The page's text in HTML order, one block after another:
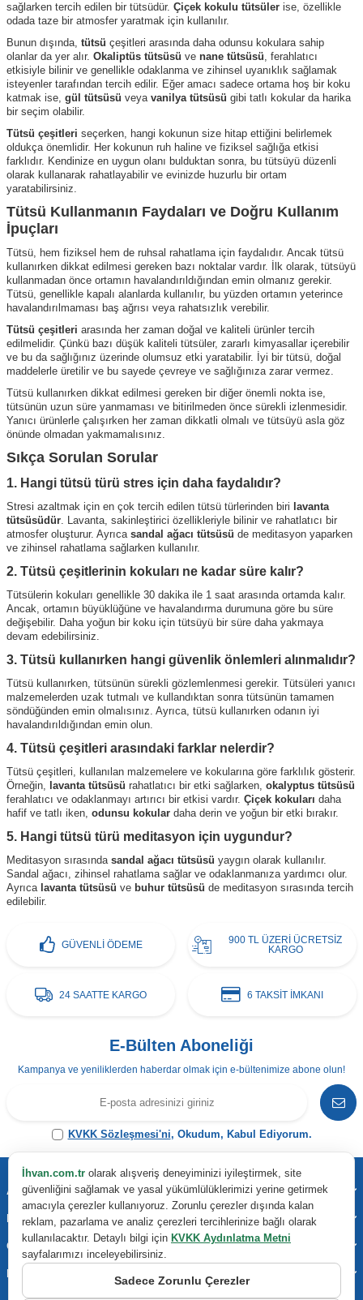
sağlarken tercih edilen bir tütsüdür. Çiçek kokulu tütsüler ise, özellikle
odada taze bir atmosfer yaratmak için kullanılır.
Bunun dışında, tütsü çeşitleri arasında daha odunsu kokulara sahip
olanlar da yer alır. Okaliptüs tütsüsü ve nane tütsüsü, ferahlatıcı
etkisiyle bilinir ve genellikle odaklanma ve zihinsel uyanıklık sağlamak
isteyenler tarafından tercih edilir. Eğer amacı sadece ortama hoş bir koku
katmak ise, gül tütsüsü veya vanilya tütsüsü gibi tatlı kokular da harika
bir seçim olabilir.
Tütsü çeşitleri seçerken, hangi kokunun size hitap ettiğini belirlemek
oldukça önemlidir. Her kokunun ruh haline ve fiziksel sağlığa etkisi
farklıdır. Kendinize en uygun olanı bulduktan sonra, bu tütsüyü düzenli
olarak kullanarak rahatlayabilir ve evinizde huzurlu bir ortam
yaratabilirsiniz.
Tütsü Kullanmanın Faydaları ve Doğru Kullanım
İpuçları
Tütsü, hem fiziksel hem de ruhsal rahatlama için faydalıdır. Ancak tütsü
kullanırken dikkat edilmesi gereken bazı noktalar vardır. İlk olarak, tütsüyü
kullanmadan önce ortamın havalandırıldığından emin olmanız gerekir.
Tütsü, genellikle kapalı alanlarda kullanılır, bu yüzden ortamın yeterince
havalandırılmaması baş ağrısı veya rahatsızlık verebilir.
Tütsü çeşitleri arasında her zaman doğal ve kaliteli ürünler tercih
edilmelidir. Çünkü bazı düşük kaliteli tütsüler, zararlı kimyasallar içerebilir
ve bu da sağlığınız üzerinde olumsuz etki yaratabilir. İyi bir tütsü, doğal
maddelerle üretilir ve bu sayede çevreye ve sağlığınıza zarar vermez.
Tütsü kullanırken dikkat edilmesi gereken bir diğer önemli nokta ise,
tütsünün uzun süre yanmaması ve bitirilmeden önce sürekli izlenmesidir.
Yanıcı ürünlerle çalışırken her zaman dikkatli olmalı ve tütsüyü asla göz
önünde olmadan yakmamalısınız.
Sıkça Sorulan Sorular
1. Hangi tütsü türü stres için daha faydalıdır?
Stresi azaltmak için en çok tercih edilen tütsü türlerinden biri lavanta
tütsüsüdür. Lavanta, sakinleştirici özellikleriyle bilinir ve rahatlatıcı bir
atmosfer oluşturur. Ayrıca sandal ağacı tütsüsü de meditasyon yaparken
ve zihinsel rahatlama sağlarken kullanılır.
2. Tütsü çeşitlerinin kokuları ne kadar süre kalır?
Tütsülerin kokuları genellikle 30 dakika ile 1 saat arasında ortamda kalır.
Ancak, ortamın büyüklüğüne ve havalandırma durumuna göre bu süre
değişebilir. Daha yoğun bir koku için tütsüyü bir süre daha yakmaya
devam edebilirsiniz.
3. Tütsü kullanırken hangi güvenlik önlemleri alınmalıdır?
Tütsü kullanırken, tütsünün sürekli gözlemlenmesi gerekir. Tütsüleri yanıcı
malzemelerden uzak tutmalı ve kullandıktan sonra tütsünün tamamen
söndüğünden emin olmalısınız. Ayrıca, tütsü kullanırken odanın iyi
havalandırıldığından emin olun.
4. Tütsü çeşitleri arasındaki farklar nelerdir?
Tütsü çeşitleri, kullanılan malzemelere ve kokularına göre farklılık gösterir.
Örneğin, lavanta tütsüsü rahatlatıcı bir etki sağlarken, okalyptus tütsüsü
ferahlatıcı ve odaklanmayı artırıcı bir etkisi vardır. Çiçek kokuları daha
hafif ve tatlı iken, odunsu kokular daha derin ve yoğun bir etki bırakır.
5. Hangi tütsü türü meditasyon için uygundur?
Meditasyon sırasında sandal ağacı tütsüsü yaygın olarak kullanılır.
Sandal ağacı, zihinsel rahatlama sağlar ve odaklanmanıza yardımcı olur.
Ayrıca lavanta tütsüsü ve buhur tütsüsü de meditasyon sırasında tercih
edilebilir.
GÜVENLİ ÖDEME
900 TL ÜZERİ ÜCRETSİZ
KARGO
24 SAATTE KARGO 6 TAKSİT İMKANI
E-Bülten Aboneliği
Kampanya ve yeniliklerden haberdar olmak için e-bültenimize abone olun!
KVKK Sözleşmesi'ni, Okudum, Kabul Ediyorum.
Adres & İletişim
Kategoriler
Önemli Bilgiler
Hızlı Erişim
İhvan.com.tr olarak alışveriş deneyiminizi iyileştirmek, site
güvenliğini sağlamak ve yasal yükümlülüklerimizi yerine getirmek
amacıyla çerezler kullanıyoruz. Zorunlu çerezler dışında kalan
reklam, pazarlama ve analiz çerezleri tercihlerinize bağlı olarak
kullanılacaktır. Detaylı bilgi için KVKK Aydınlatma Metni
sayfalarımızı inceleyebilirsiniz.
Sadece Zorunlu Çerezler